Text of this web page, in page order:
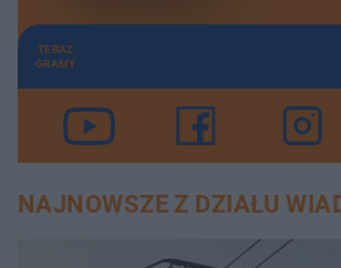
TERAZ
GRAMY
NAJNOWSZE Z DZIAŁU